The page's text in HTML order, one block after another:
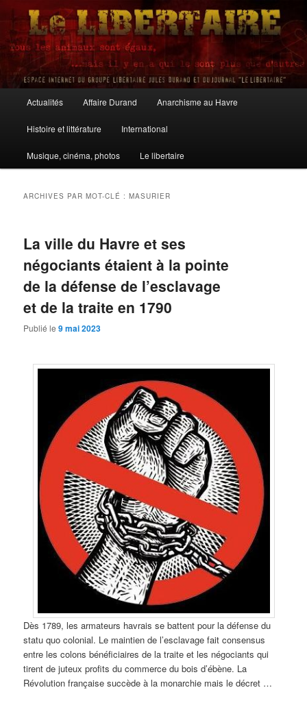
Aller
contenu
principal
Aller
contenu
secondaire
Le Libertaire
principal
Actualités Affaire Durand Anarchisme au Havre
Histoire et littérature International
Musique, cinéma, photos Le libertaire
ARCHIVES PAR MOT-CLÉ :MASURIER
La ville du Havre et ses
négociants étaient à la pointe
de la défense de l’esclavage
et de la traite en 1790
Publié le9 mai 2023
Dès 1789, les armateurs havrais se battent pour la défense du
statu quo colonial. Le maintien de l’esclavage fait consensus
entre les colons bénéficiaires de la traite et les négociants qui
tirent de juteux profits du commerce du bois d’ébène. La
Révolution française succède à la monarchie mais le décret …